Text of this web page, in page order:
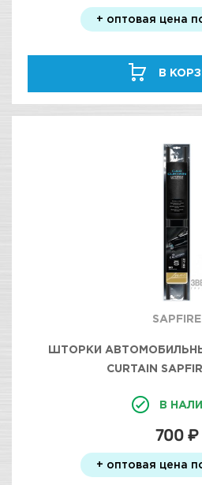
+ оптовая цена
В
SAPFIRE
ШТОРКИ
CURTAIN
В
700 ₽
+ оптовая цена